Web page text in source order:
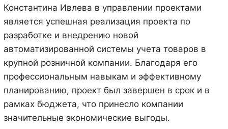
Константина Ивлева в управлении проектами
является успешная реализация проекта по
разработке и внедрению новой
автоматизированной системы учета товаров в
крупной розничной компании. Благодаря его
профессиональным навыкам и эффективному
планированию, проект был завершен в срок и в
рамках бюджета, что принесло компании
значительные экономические выгоды.